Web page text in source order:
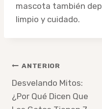
mascota también
limpio y cuidado.
Navegación
de
ANTERIOR
Desvelando Mitos:
¿Por Qué Dicen Que